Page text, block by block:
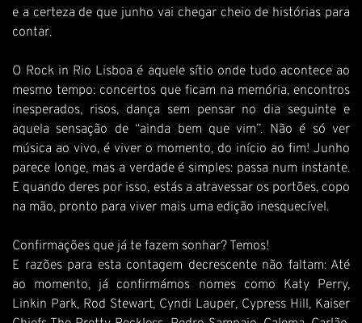
e a certeza de que junho vai chegar cheio de histórias para
contar.
O Rock in Rio Lisboa é aquele sítio onde tudo acontece ao
mesmo tempo: concertos que ficam na memória, encontros
inesperados, risos, dança sem pensar no dia seguinte e
aquela sensação de “ainda bem que vim”. Não é só ver
música ao vivo, é viver o momento, do início ao fim! Junho
parece longe, mas a verdade é simples: passa num instante.
E quando deres por isso, estás a atravessar os portões, copo
na mão, pronto para viver mais uma edição inesquecível.
Confirmações que já te fazem sonhar? Temos!
E razões para esta contagem decrescente não faltam: Até
ao momento, já confirmámos nomes como Katy Perry,
Linkin Park, Rod Stewart, Cyndi Lauper, Cypress Hill, Kaiser